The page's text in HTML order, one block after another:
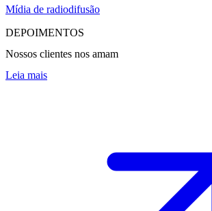
Mídia de radiodifusão
DEPOIMENTOS
Nossos clientes nos amam
Leia mais